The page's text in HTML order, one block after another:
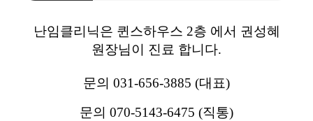
난임클리닉은 퀸스하우스 2층 에서 권성혜
원장님이 진료 합니다.
문의 031-656-3885 (대표)
문의 070-5143-6475 (직통)